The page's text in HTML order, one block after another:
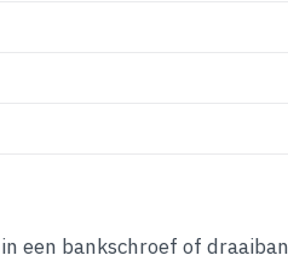
een bankschroef of